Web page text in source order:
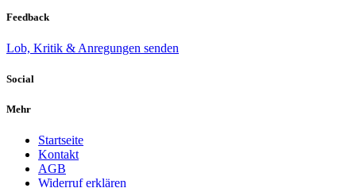
Feedback
Lob, Kritik & Anregungen senden
Social
Mehr
Startseite
Kontakt
AGB
Widerruf erklären